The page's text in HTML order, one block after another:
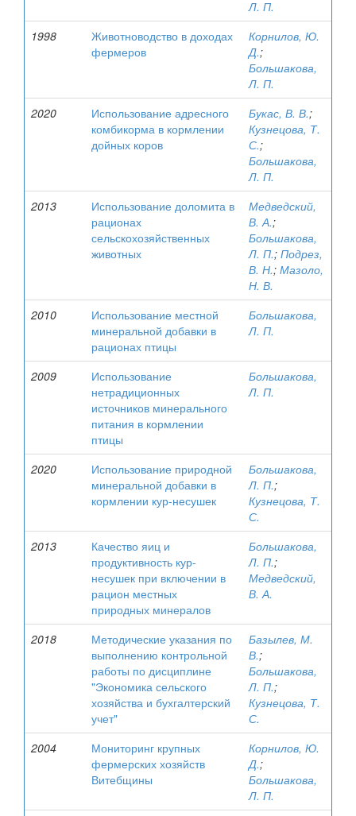
Л. П.
1998
Животноводство в доходах
фермеров
Корнилов, Ю.
Д.;
Большакова,
Л. П.
2020
Использование адресного
комбикорма в кормлении
дойных коров
Букас, В. В.;
Кузнецова, Т.
С.;
Большакова,
Л. П.
2013
Использование доломита в
рационах
сельскохозяйственных
животных
Медведский,
В. А.;
Большакова,
Л. П.; Подрез,
В. Н.; Мазоло,
Н. В.
2010
Использование местной
минеральной добавки в
рационах птицы
Большакова,
Л. П.
2009
Использование
нетрадиционных
источников минерального
питания в кормлении
птицы
Большакова,
Л. П.
2020
Использование природной
минеральной добавки в
кормлении кур-несушек
Большакова,
Л. П.;
Кузнецова, Т.
С.
2013
Качество яиц и
продуктивность кур-
несушек при включении в
рацион местных
природных минералов
Большакова,
Л. П.;
Медведский,
В. А.
2018
Методические указания по
выполнению контрольной
работы по дисциплине
"Экономика сельского
хозяйства и бухгалтерский
учет"
Базылев, М.
В.;
Большакова,
Л. П.;
Кузнецова, Т.
С.
2004
Мониторинг крупных
фермерских хозяйств
Витебщины
Корнилов, Ю.
Д.;
Большакова,
Л. П.